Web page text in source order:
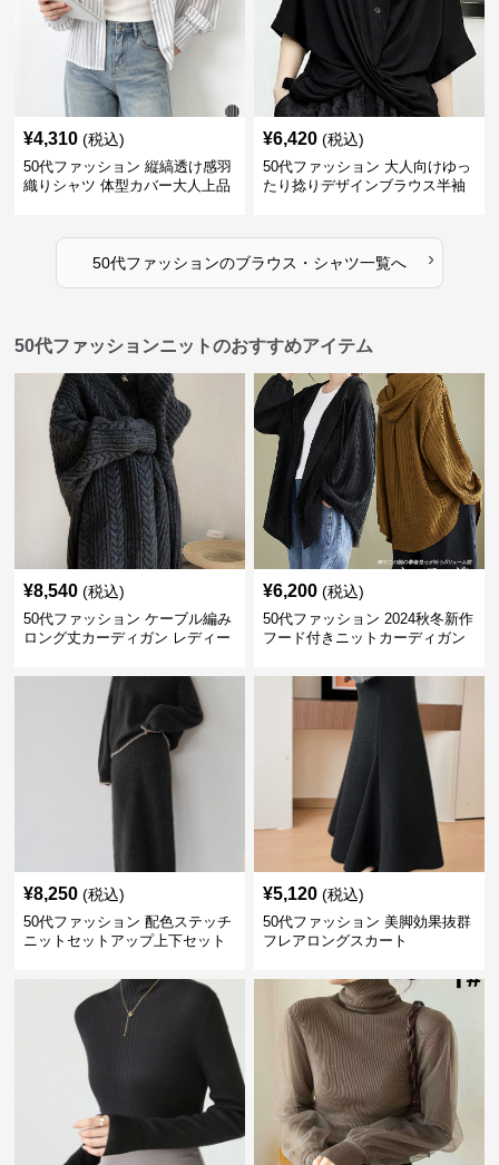
¥4,310 (税込)
50代ファッション 縦縞透け感羽
織りシャツ 体型カバー大人上品
¥6,420 (税込)
50代ファッション 大人向けゆっ
たり捻りデザインブラウス半袖
50代ファッションのブラウス・シャツ一覧へ ›
50代ファッションニットのおすすめアイテム
¥8,540 (税込)
50代ファッション ケーブル編み
ロング丈カーディガン レディー
¥6,200 (税込)
50代ファッション 2024秋冬新作
フード付きニットカーディガン
¥8,250 (税込)
50代ファッション 配色ステッチ
ニットセットアップ上下セット
¥5,120 (税込)
50代ファッション 美脚効果抜群
フレアロングスカート